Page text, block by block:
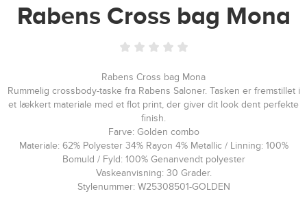
Rabens Cross bag Mona
Rabens Cross bag Mona
Rummelig crossbody-taske fra Rabens Saloner. Tasken er fremstillet i
et lækkert materiale med et flot print, der giver dit look dent perfekte
finish.
Farve: Golden combo
Materiale: 62% Polyester 34% Rayon 4% Metallic / Linning: 100%
Bomuld / Fyld: 100% Genanvendt polyester
Vaskeanvisning: 30 Grader.
Stylenummer: W25308501-GOLDEN